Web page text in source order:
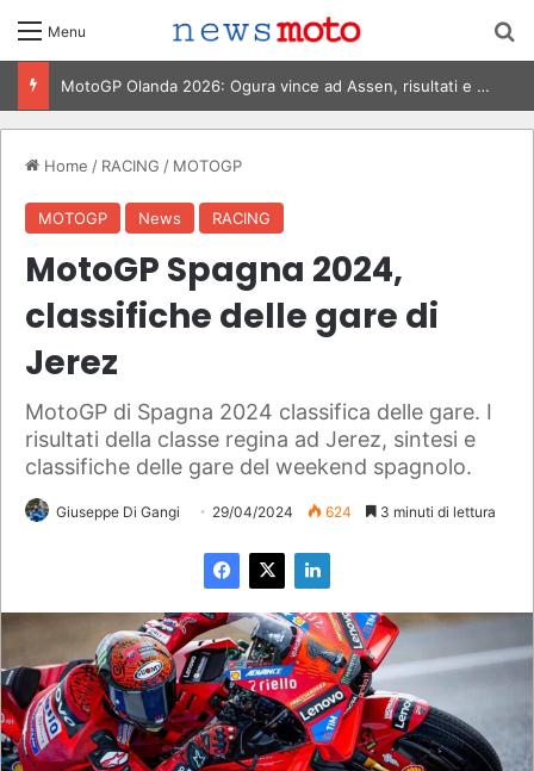
Menu
MotoGP Olanda 2026: Ogura vince ad Assen, risultati e classifica della gara
Home / RACING / MOTOGP
MOTOGP News RACING
MotoGP Spagna 2024,
classifiche delle gare di
Jerez
MotoGP di Spagna 2024 classifica delle gare. I
risultati della classe regina ad Jerez, sintesi e
classifiche delle gare del weekend spagnolo.
Giuseppe Di Gangi 29/04/2024 624 3 minuti di lettura